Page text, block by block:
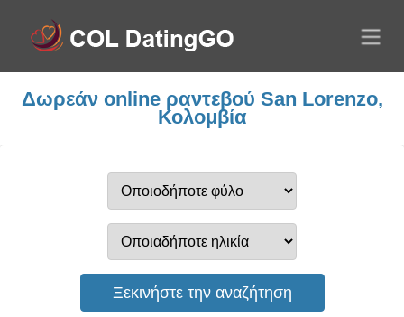
Δωρεάν online ραντεβού San Lorenzo,
Κολομβία